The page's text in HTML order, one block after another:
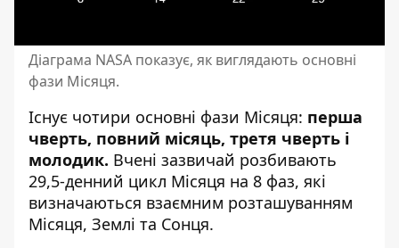
Діаграма NASA показує, як виглядають основні
фази Місяця.
Існує чотири основні фази Місяця: перша
чверть, повний місяць, третя чверть і
молодик. Вчені зазвичай розбивають
29,5-денний цикл Місяця на 8 фаз, які
визначаються взаємним розташуванням
Місяця, Землі та Сонця.